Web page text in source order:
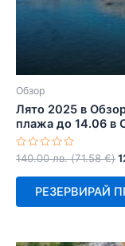
Обзор
Лято 2025 в
плажа до 14.06 в
Оценено
0
140.00лв. (71.58€)
РЕЗЕРВИРАЙ